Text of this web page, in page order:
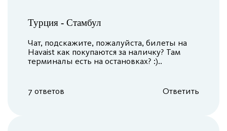
Турция - Стамбул
Чат, подскажите, пожалуйста, билеты на
Havaist как покупаются за наличку? Там
терминалы есть на остановках? :)..
7 ответов Ответить